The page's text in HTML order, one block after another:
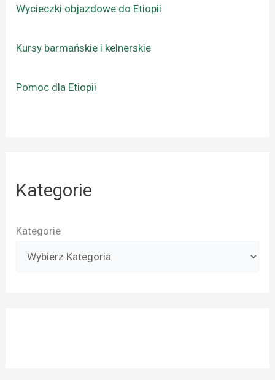
Wycieczki objazdowe do Etiopii
Kursy barmańskie i kelnerskie
Pomoc dla Etiopii
Kategorie
Kategorie